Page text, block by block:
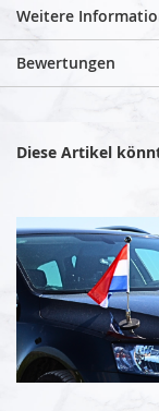
Weitere
Bewertungen
Diese Artikel